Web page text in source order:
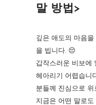
말 방법>
깊은 애도의 마음
을 빕니다. 😔
갑작스러운 비보에
헤아리기 어렵습니
분들께 진심으로 위
지금은 어떤 말로